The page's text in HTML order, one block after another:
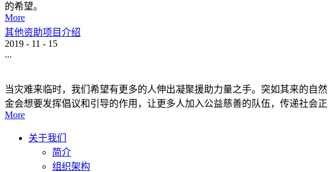
的希望。
More
其他资助项目介绍
2019 - 11 - 15
...
当灾难来临时，我们希望有更多的人伸出凝聚援助力量之手。突如其来的自
金会想要发挥倡议和引导的作用，让更多人加入公益慈善的队伍，传递社会正
More
关于我们
简介
组织架构